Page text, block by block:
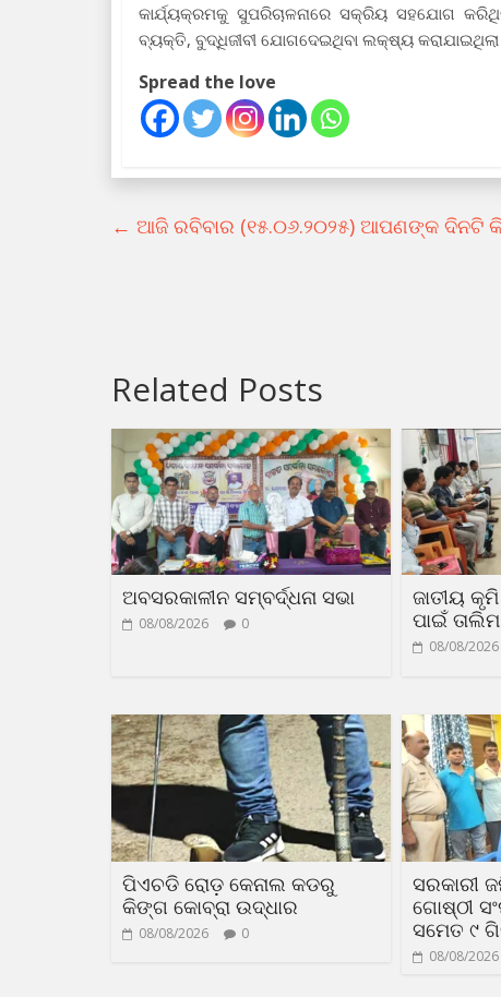
କାର୍ଯ୍ୟକ୍ରମକୁ ସୁପରିଚାଳନାରେ ସକ୍ରିୟ ସହଯୋଗ
ବ୍ୟକ୍ତି, ବୁଦ୍ଧିଜୀବୀ ଯୋଗଦେଇଥିବା ଲକ୍ଷ୍ୟ କରାଯାଇଥିଲା
Spread the love
← ଆଜି ରବିବାର (୧୫.୦୬.୨୦୨୫) ଆପଣଙ୍କ ଦିନଟି
Related Posts
ଅବସରକାଳୀନ ସମ୍ବର୍ଦ୍ଧନା ସଭା
08/08/2026 0
ଜାତୀୟ
ପାଇଁ
08/08/2026
ପିଏଚଡି ରୋଡ଼ କେନାଲ କଡରୁ
କିଙ୍ଗ କୋବ୍ରା ଉଦ୍ଧାର
08/08/2026 0
ସରକାରୀ
ଗୋଷ୍ଠୀ
ସମେତ ୯
08/08/2026